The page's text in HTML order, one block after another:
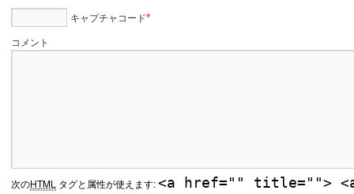
キャプチャコード*
コメント
次のHTML タグと属性が使えます:<a href="" title="">